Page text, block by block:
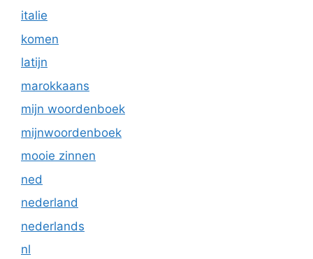
italie
komen
latijn
marokkaans
mijn woordenboek
mijnwoordenboek
mooie zinnen
ned
nederland
nederlands
nl